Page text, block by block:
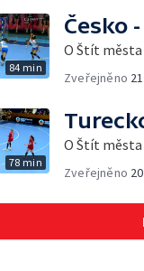
84 min
Česko
O Štít města
Zveřejněno
78 min
O Štít města
Zveřejněno